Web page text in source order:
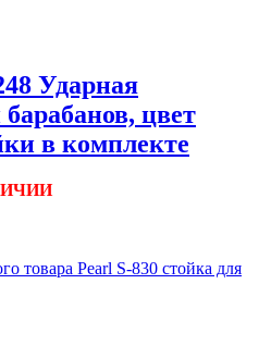
Ударная
цвет
в комплекте